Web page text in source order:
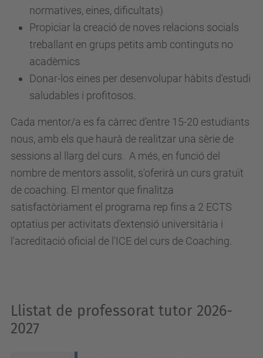
normatives, eines, dificultats)
Propiciar la creació de noves relacions socials
treballant en grups petits amb continguts no
acadèmics
Donar-los eines per desenvolupar hàbits d'estudi
saludables i profitosos.
Cada mentor/a es fa càrrec d’entre 15-20 estudiants
nous, amb els que haurà de realitzar una sèrie de
sessions al llarg del curs. A més, en funció del
nombre de mentors assolit, s'oferirà un curs gratuït
de coaching. El mentor que finalitza
satisfactòriament el programa rep fins a 2 ECTS
optatius per activitats d'extensió universitària i
l'acreditació oficial de l'ICE del curs de Coaching.
Llistat de professorat tutor 2026-
2027